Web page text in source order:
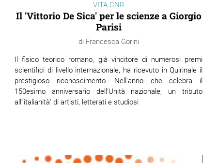
VITA CNR
Il 'Vittorio De Sica' per le scienze a Giorgio
Parisi
Francesca Gorini
Il fisico teorico romano, già vincitore di numerosi premi
scientifici di livello internazionale, ha ricevuto in Quirinale il
prestigioso riconoscimento. Nell'anno che celebra il
150esimo anniversario dell'Unità nazionale, un tributo
all''italianità' di artisti, letterati e studiosi